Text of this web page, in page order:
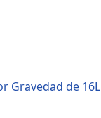
Gravedad de 16L